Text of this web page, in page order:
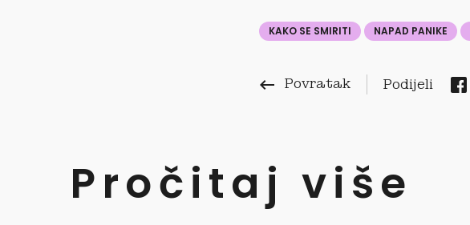
KAKO SE SMIRITI NAPAD PANIKE
keyboard_backspace Povratak Podijeli
Pročitaj više